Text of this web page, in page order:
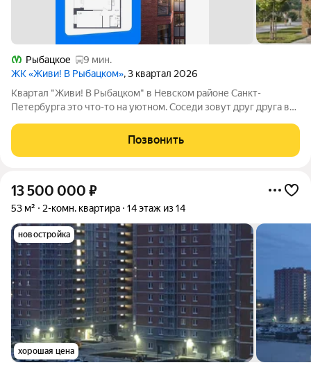
Рыбацкое
9 мин.
ЖК «Живи! В Рыбацком», 3 квартал 2026
Квартал "Живи! В Рыбацком" в Невском районе Санкт-
Петербурга это что-то на уютном. Соседи зовут друг друга в
цветущих аллеях во дворе. Но всего 20 минут пешком и вы у
метро "Рыбацкое",
Позвонить
13 500 000 ₽
53 м² 2-комн. квартира 14 этаж из 14
новостройка
хорошая цена